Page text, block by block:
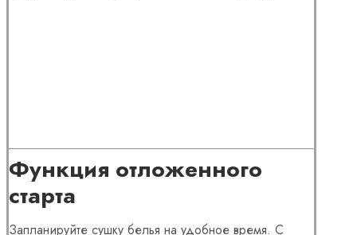
Функция отложенного
старта
Запланируйте сушку белья на удобное время. С